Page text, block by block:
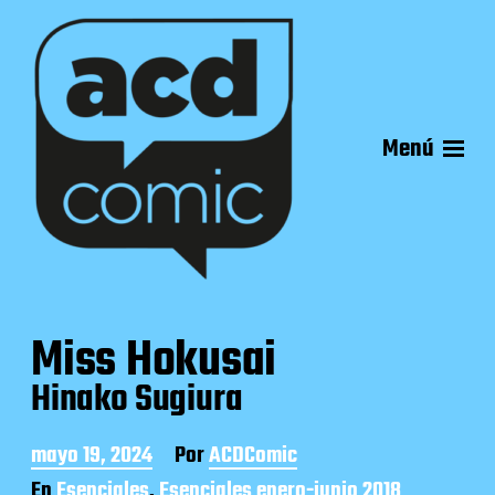
Menú
Miss Hokusai
Hinako Sugiura
F
e
mayo 19, 2024 PorACDComic